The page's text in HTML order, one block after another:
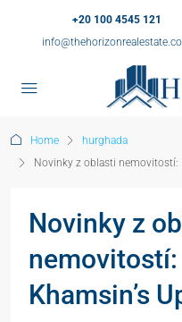
+20 100 4545 121
Home
hurghada
Novinky z oblasti nemovitostí:
Novinky z
Khamsin’s